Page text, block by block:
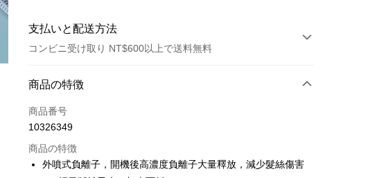
支払いと配送方法
コンビニ受け取り NT$600以上で送料無料
お支払い方法
クレジットカード1回払い
コンビニ店頭代金引換
LINE Pay
商品の特徴
商品番号
10326349
商品の特徴
外噴式負離子，開機後高濃度負離子大量釋放，減少髮絲傷害